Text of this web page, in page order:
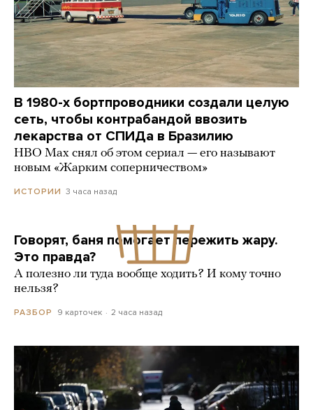
В 1980-х бортпроводники создали целую
сеть, чтобы контрабандой ввозить
лекарства от СПИДа в Бразилию
HBO Max снял об этом сериал — его называют
новым «Жарким соперничеством»
ИСТОРИИ 3 часа назад
Говорят, баня помогает пережить жару.
Это правда?
А полезно ли туда вообще ходить? И кому точно
нельзя?
РАЗБОР 9 карточек 2 часа назад